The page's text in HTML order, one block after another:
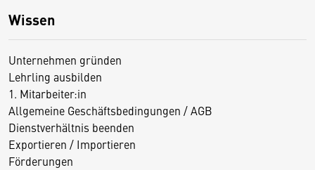
Wissen
Unternehmen gründen
Lehrling ausbilden
1. Mitarbeiter:in
Allgemeine Geschäftsbedingungen / AGB
Dienstverhältnis beenden
Exportieren / Importieren
Förderungen